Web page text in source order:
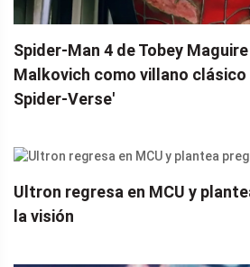
Spider-Man 4 de Tobey
Malkovich como villano clásico
Spider-Verse'
Ultron regresa en MCU y
la visión